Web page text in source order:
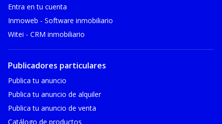
Entra en tu cuenta
Inmoweb - Software inmobiliario
Witei - CRM inmobiliario
Publicadores particulares
Publica tu anuncio
Publica tu anuncio de alquiler
Publica tu anuncio de venta
Catálogo de productos